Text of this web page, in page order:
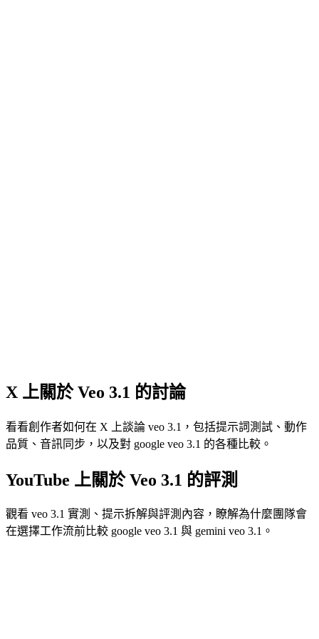
X 上關於 Veo 3.1 的討論
看看創作者如何在 X 上談論 veo 3.1，包括提示詞測試、動作
品質、音訊同步，以及對 google veo 3.1 的各種比較。
YouTube 上關於 Veo 3.1 的評測
觀看 veo 3.1 實測、提示拆解與評測內容，瞭解為什麼團隊會
在選擇工作流前比較 google veo 3.1 與 gemini veo 3.1。